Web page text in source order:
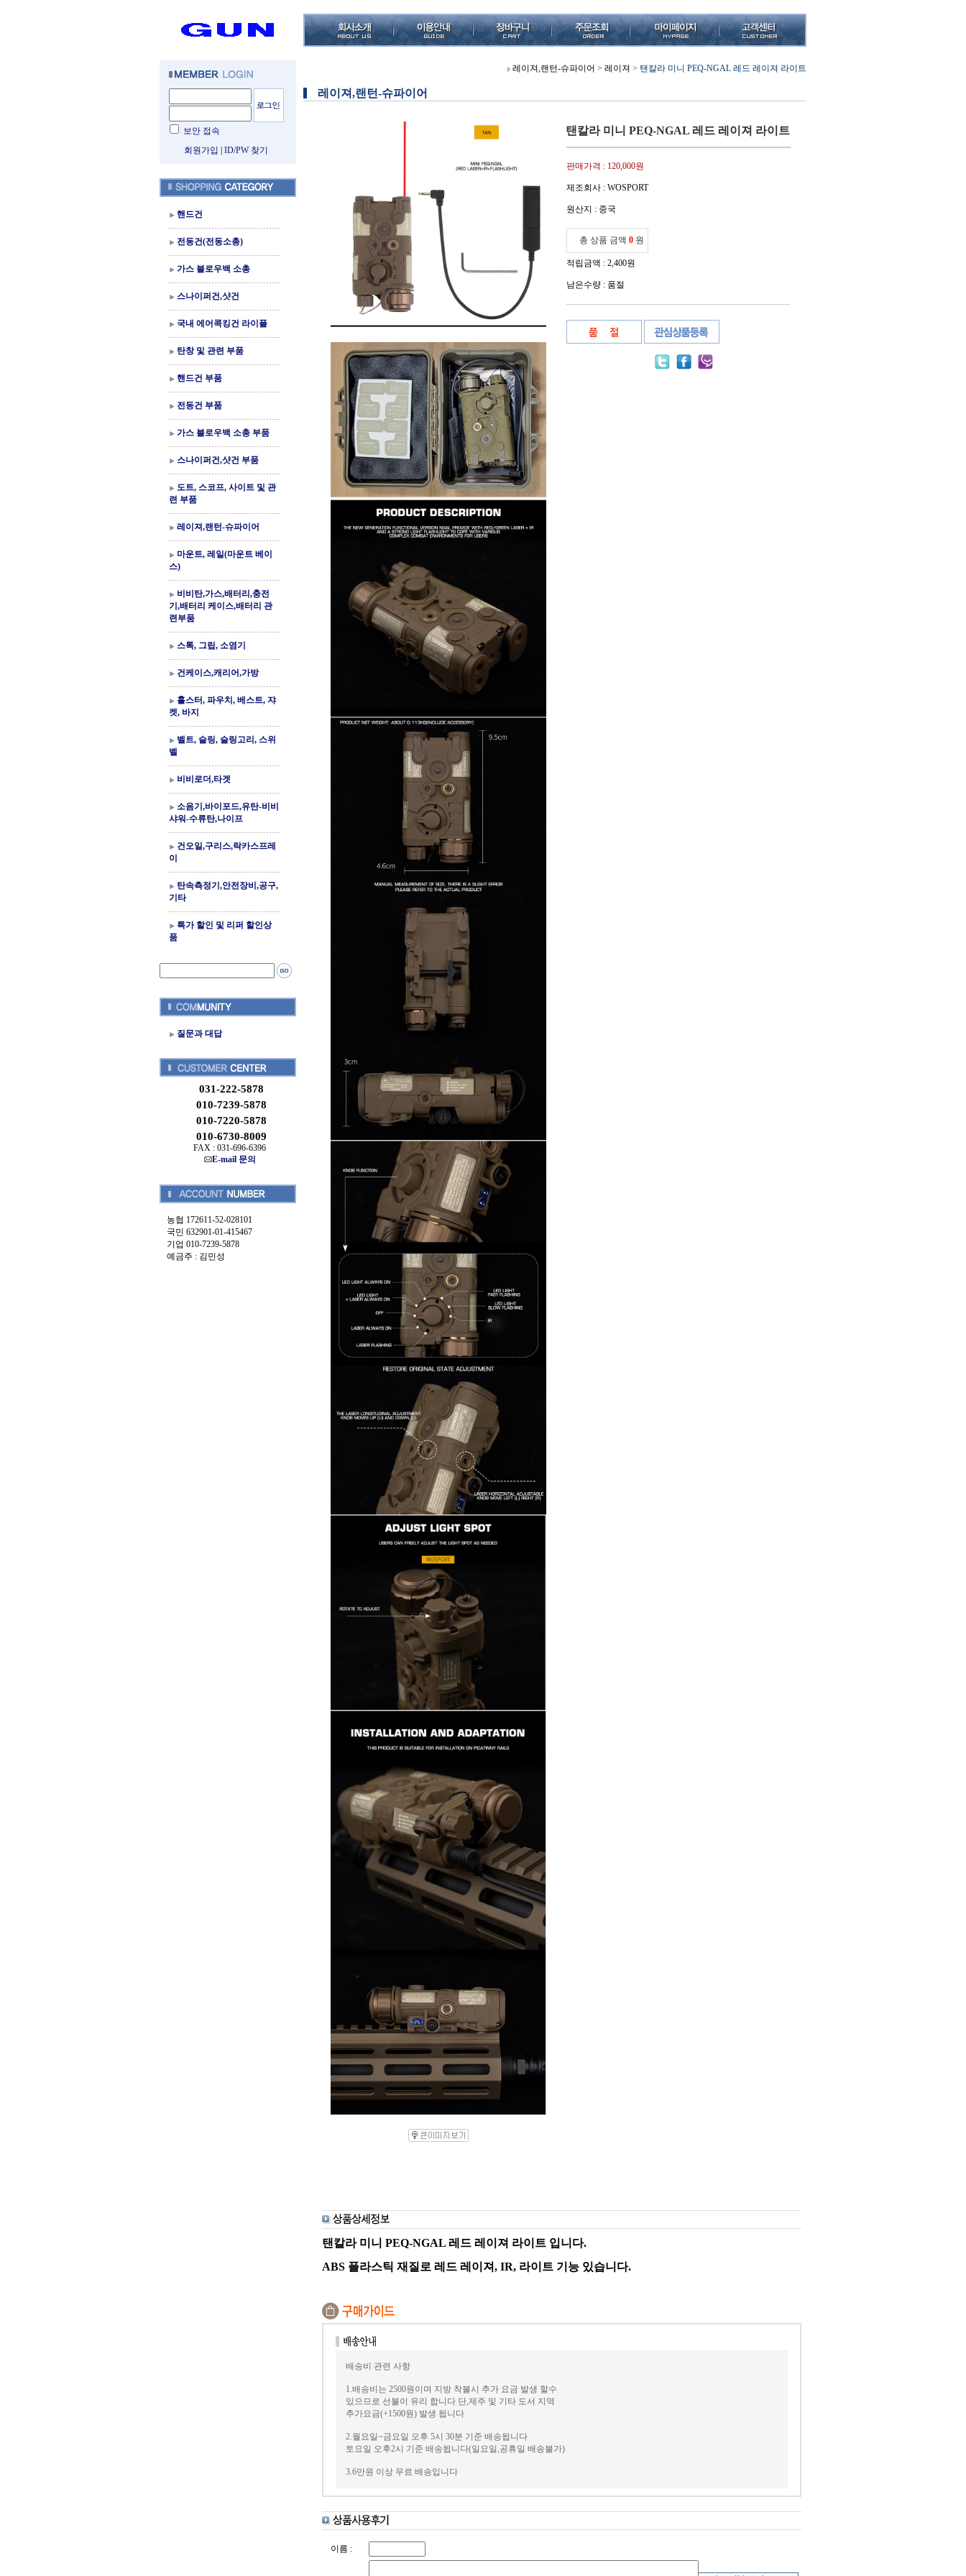
보안 접속
회원가입
ID/PW 찾기
핸드건
전동건(전동소총)
가스 블로우백 소총
스나이퍼건,샷건
국내 에어콕킹건 라이플
탄창 및 관련 부품
핸드건 부품
전동건 부품
가스 블로우백 소총 부품
스나이퍼건,샷건 부품
도트, 스코프, 사이트 및 관
련 부품
레이져,랜턴-슈파이어
마운트, 레일(마운트 베이
스)
비비탄,가스,배터리,충전
기,배터리 케이스,배터리 관
련부품
스톡, 그립, 소염기
건케이스,캐리어,가방
홀스터, 파우치, 베스트, 쟈
켓, 바지
벨트, 슬링, 슬링고리, 스위
벨
비비로더,타겟
소음기,바이포드,유탄-비비
샤워-수류탄,나이프
건오일,구리스,락카스프레
이
탄속측정기,안전장비,공구,
기타
특가 할인 및 리퍼 할인상
품
질문과 대답
031-222-5878
010-7239-5878
010-7220-5878
010-6730-8009
FAX : 031-696-6396
E-mail 문의
농협 172611-52-028101
국민 632901-01-415467
기업 010-7239-5878
예금주 : 김민성
레이져,랜턴-슈파이어 > 레이져 > 탠칼라 미니 PEQ-NGAL 레드 레이져 라이트
레이져,랜턴-슈파이어
탠칼라 미니 PEQ-NGAL 레드 레이져 라이트
판매가격 : 120,000원
제조회사 : WOSPORT
원산지 : 중국
총 상품 금액 0 원
적립금액 : 2,400원
남은수량 : 품절
탠칼라 미니 PEQ-NGAL 레드 레이져 라이트 입니다.
ABS 플라스틱 재질로 레드 레이져, IR, 라이트 기능 있습니다.
배송비 관련 사항
1.배송비는 2500원이며 지방 착불시 추가 요금 발생 할수
있으므로 선불이 유리 합니다 단,제주 및 기타 도서 지역
추가요금(+1500원) 발생 됩니다
2.월요일~금요일 오후 5시 30분 기준 배송됩니다
토요일 오후2시 기준 배송됩니다(일요일,공휴일 배송불가)
3.6만원 이상 무료 배송입니다
이름 :